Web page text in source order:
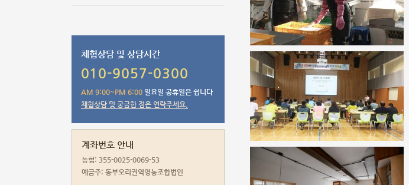
체험상담 및 상담시간
010-9057-0300
AM 9:00~PM 6:00일요일 공휴일은 쉽니다
체험상담 및 궁금한 점은 연락주세요.
계좌번호 안내
농협: 355-0025-0069-53
예금주: 동부오리권역영농조합법인